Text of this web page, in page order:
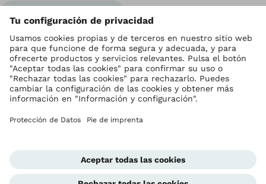
Los derechos de autor son propiedad de Ottobock
Configuración de cookies
Condiciones de uso
Condiciones de venta
Unidad de denuncia de irregularidades